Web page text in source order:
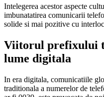
Intelegerea acestor aspecte
imbunatatirea comunicarii
solide si mai pozitive cu
Viitorul prefixului
lume digitala
In era digitala, comunicatiile
traditionala a numerelor de